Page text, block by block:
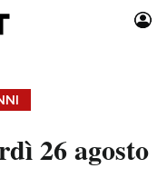
26 agosto